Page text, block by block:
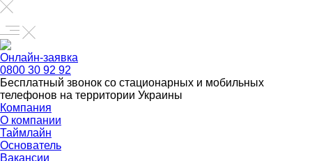
Онлайн-заявка
0800 30 92 92
Бесплатный звонок со стационарных и мобильных
телефонов на территории Украины
Компания
О компании
Таймлайн
Основатель
Вакансии